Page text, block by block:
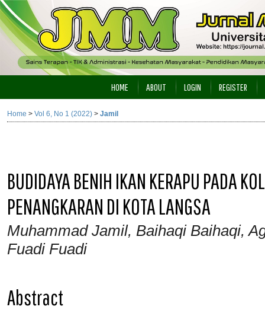
HOME ABOUT LOGIN REGISTER
Home > Vol 6, No 1 (2022) > Jamil
BUDIDAYA BENIH IKAN KERAPU PADA
PENANGKARAN DI KOTA LANGSA
Muhammad Jamil, Baihaqi Baihaqi,
Fuadi Fuadi
Abstract